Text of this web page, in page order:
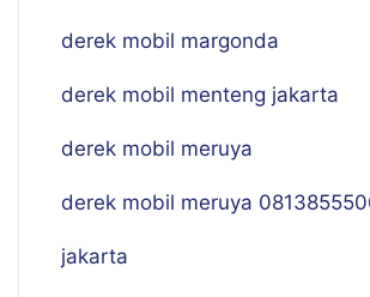
derek mobil margonda
derek mobil menteng jakarta
derek mobil meruya
derek mobil meruya
jakarta